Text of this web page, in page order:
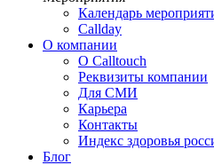
Календарь
Callday
О компании
О Calltouch
Реквизиты компании
Для СМИ
Карьера
Контакты
Индекс здоровья
Блог